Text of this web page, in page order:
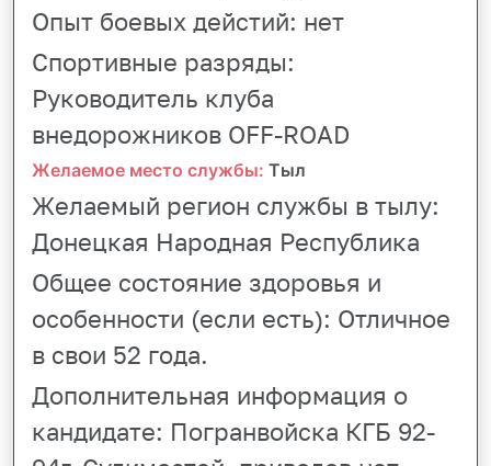
Опыт боевых дейстий: нет
Спортивные разряды:
Руководитель клуба
внедорожников OFF-ROAD
Желаемое место службы: Тыл
Желаемый регион службы в тылу:
Донецкая Народная Республика
Общее состояние здоровья и
особенности (если есть): Отличное
в свои 52 года.
Дополнительная информация о
кандидате: Погранвойска КГБ 92-